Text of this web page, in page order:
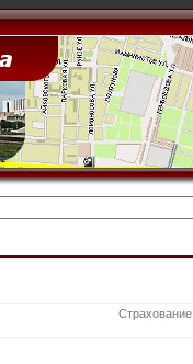
Страхование